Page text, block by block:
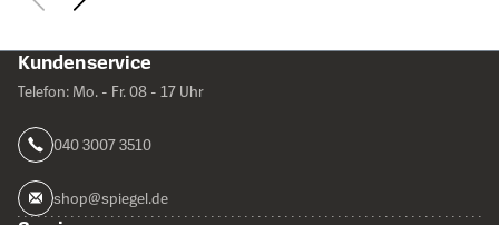
Kundenservice
Telefon: Mo. - Fr. 08 - 17 Uhr
040 3007 3510
shop@spiegel.de